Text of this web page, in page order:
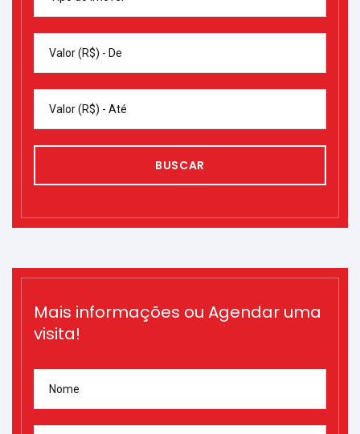
Valor (R$) - De
Valor (R$) - Até
BUSCAR
Mais informações ou Agendar uma
visita!
Nome